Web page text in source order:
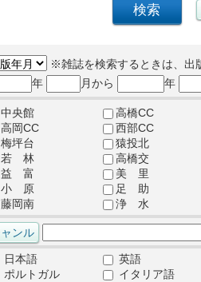
※雑誌を検索するときは、出
年
月から 年
中央館
高橋CC
高岡CC
西部CC
梅坪台
猿投北
若 林
高橋交
益 富
美 里
小 原
足 助
藤岡南
浄 水
日本語
英語
ポルトガル
イタリア語